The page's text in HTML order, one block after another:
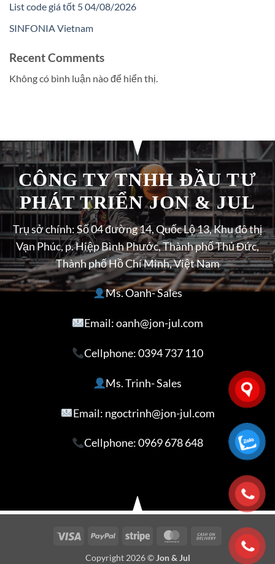
List code giá tốt 5 04/08/2026
SINFONIA Vietnam
Recent Comments
Không có bình luận nào để hiển thị.
CÔNG TY TNHH ĐẦU TƯ
PHÁT TRIỂN JON & JUL
Trụ sở chính: Số 04 đường 14, Quốc Lộ 13, Khu đô thị
Vạn Phúc, p. Hiệp Bình Phước, Thành phố Thủ Đức,
Thành phố Hồ Chí Minh, Việt Nam
Ms. Oanh- Sales
Email: oanh@jon-jul.com
Cellphone:0394 737 110
Ms. Trinh- Sales
Email: ngoctrinh@jon-jul.com
Cellphone:0969 678 648
Visa PayPal Stripe MasterCardCash
On
Copyright 2026 © Jon & Jul